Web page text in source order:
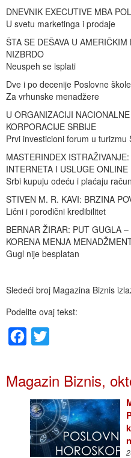
DNEVNIK EXECUTIVE MBA
U svetu marketinga i prodaje
ŠTA SE DEŠAVA U
NIZBRDO
Neuspeh se isplati
Dve i po decenije Poslovne
Za vrhunske menadžere
U ORGANIZACIJI
KORPORACIJE SRBIJE
Prvi investicioni forum u turizmu
MASTERINDEX
INTERNETA I USLUGE
Srbi kupuju odeću i plaćaju
STIVEN M. R. KAVI: BRZINA
Lični i porodični kredibilitet
BERNAR ŽIRAR: PUT GUGLA
KORENA MENJA
Gugl nije besplatan
Sledeći broj Magazina Biznis
Podelite ovaj tekst:
Facebook
Magazin Biznis,